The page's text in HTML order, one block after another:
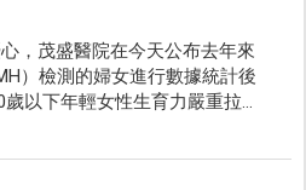
，茂盛醫院在今天公布去年來
）檢測的婦女進行數據統計後
以下年輕女性生育力嚴重拉警